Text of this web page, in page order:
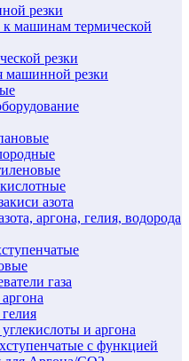
резки
к машинам термической
резки
резки
азота
аргона, гелия, водорода
газа
и аргона
c функцией